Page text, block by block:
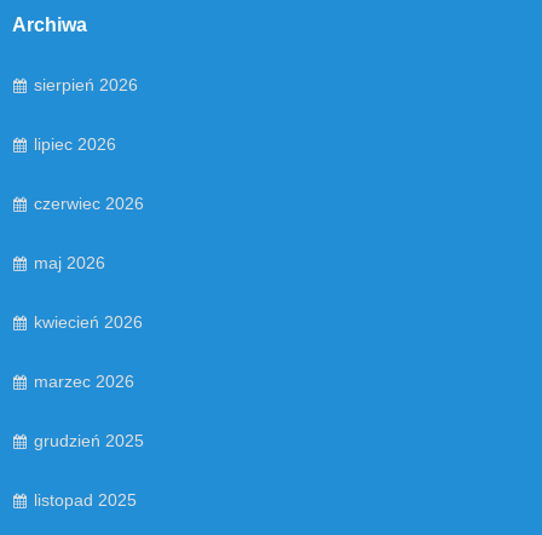
Archiwa
sierpień 2026
lipiec 2026
czerwiec 2026
maj 2026
kwiecień 2026
marzec 2026
grudzień 2025
listopad 2025